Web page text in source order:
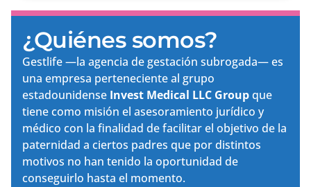
¿Quiénes somos?
Gestlife —la agencia de gestación subrogada— es
una empresa perteneciente al grupo
estadounidense Invest Medical LLC Groupque
tiene como misión el asesoramiento jurídico y
médico con la finalidad de facilitar el objetivo de la
paternidad a ciertos padres que por distintos
motivos no han tenido la oportunidad de
conseguirlo hasta el momento.